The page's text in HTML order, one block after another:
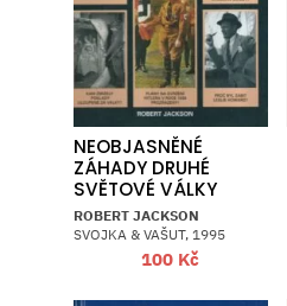
NEOBJASNĚNÉ
ZÁHADY DRUHÉ
SVĚTOVÉ VÁLKY
ROBERT JACKSON
SVOJKA & VAŠUT, 1995
100 Kč